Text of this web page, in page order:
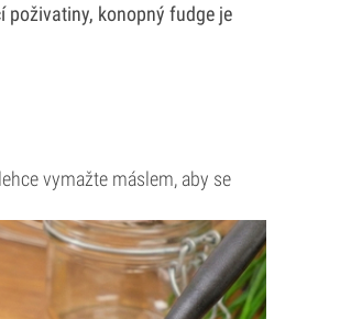
poživatiny, konopný fudge je
vymažte máslem, aby se